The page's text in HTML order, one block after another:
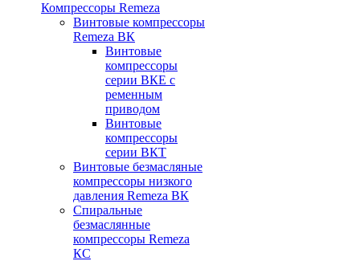
Компрессоры Remeza
Винтовые компрессоры
Remeza ВК
Винтовые
компрессоры
серии ВКЕ с
ременным
приводом
Винтовые
компрессоры
серии ВКТ
Винтовые безмасляные
компрессоры низкого
давления Remeza ВК
Спиральные
безмаслянные
компрессоры Remeza
КС